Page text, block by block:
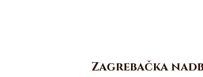
Zagrebačka